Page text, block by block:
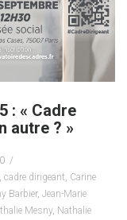
: « Cadre
autre ? »
cadre dirigeant Carine
Barbier, Jean-Marie
Mesny, Nathalie